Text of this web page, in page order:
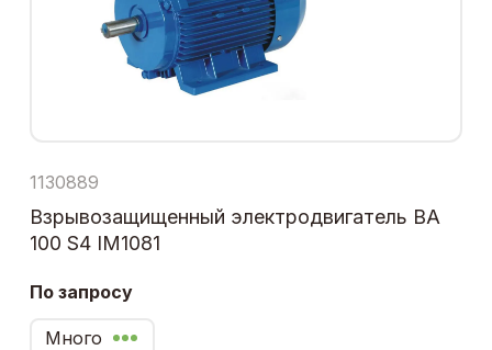
1130889
Взрывозащищенный электродвигатель ВА
100 S4 IM1081
По запросу
Много